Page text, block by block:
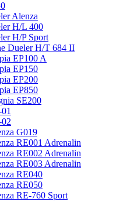
Alenza
H/L 400
H/P Sport
Dueler H/T 684 II
EP100 A
EP150
EP200
EP850
SE200
G019
RE001 Adrenalin
RE002 Adrenalin
RE003 Adrenalin
RE040
RE050
RE-760 Sport